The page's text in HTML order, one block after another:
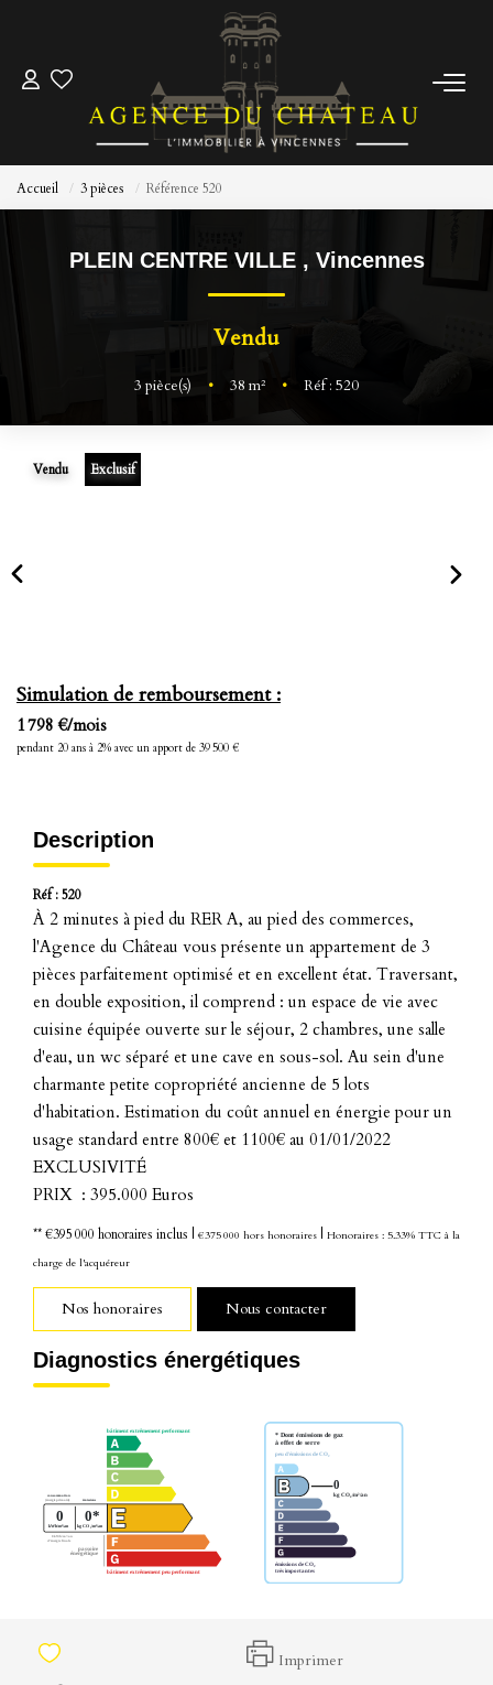
ACCUEIL
ACHETER
Pré-Estimez Votre Bien
Prendre Rendez Vous
Accueil 3 pièces Référence 520
PLEIN CENTRE VILLE , Vincennes
Vendu
3 pièce(s) • 38 m² • Réf : 520
Vendu Exclusif
Simulation de remboursement :
1 798 €/mois
pendant 20 ans à 2% avec un apport de 39 500 €
Description
Réf : 520
À 2 minutes à pied du RER A, au pied des commerces,
l'Agence du Château vous présente un appartement de 3
pièces parfaitement optimisé et en excellent état. Traversant,
en double exposition, il comprend : un espace de vie avec
cuisine équipée ouverte sur le séjour, 2 chambres, une salle
d'eau, un wc séparé et une cave en sous-sol. Au sein d'une
charmante petite copropriété ancienne de 5 lots
d'habitation. Estimation du coût annuel en énergie pour un
usage standard entre 800€ et 1100€ au 01/01/2022
EXCLUSIVITÉ
PRIX : 395.000 Euros
** €395 000 honoraires inclus €375 000 hors honoraires
Honoraires : 5.33% TTC à la
charge de l'acquéreur
Nos honoraires Nous contacter
Diagnostics énergétiques
Imprimer